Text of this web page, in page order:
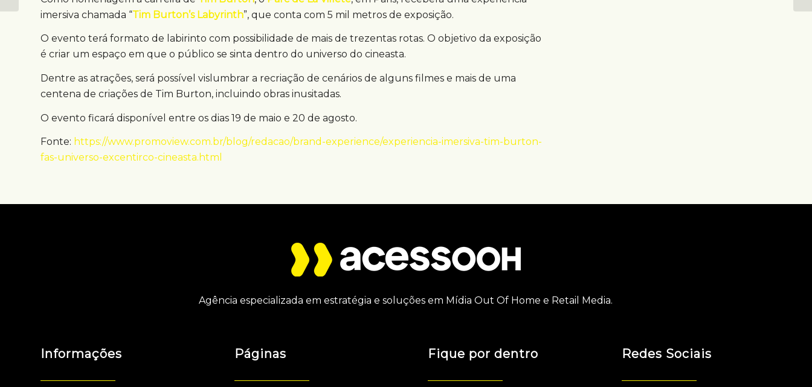
imersiva chamada “Tim Burton’s Labyrinth”, que conta com 5 mil metros de exposição.
O evento terá formato de labirinto com possibilidade de mais de trezentas rotas. O objetivo da exposição
é criar um espaço em que o público se sinta dentro do universo do cineasta.
Dentre as atrações, será possível vislumbrar a recriação de cenários de alguns filmes e mais de uma
centena de criações de Tim Burton, incluindo obras inusitadas.
O evento ficará disponível entre os dias 19 de maio e 20 de agosto.
Fonte: https://www.promoview.com.br/blog/redacao/brand-experience/experiencia-imersiva-tim-burton-
fas-universo-excentirco-cineasta.html
Agência especializada em estratégia e soluções em Mídia Out Of Home e Retail Media.
Informações Páginas Fique por dentro Redes Sociais